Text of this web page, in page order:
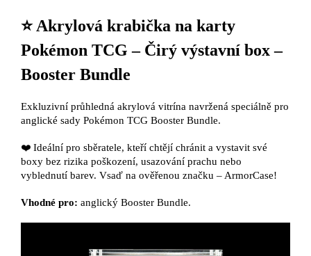
⭐ Akrylová krabička na karty
Pokémon TCG – Čirý výstavní box –
Booster Bundle
Exkluzivní průhledná akrylová vitrína navržená speciálně pro
anglické sady Pokémon TCG Booster Bundle.
❤️‍ Ideální pro sběratele, kteří chtějí chránit a vystavit své
boxy bez rizika poškození, usazování prachu nebo
vyblednutí barev. Vsaď na ověřenou značku – ArmorCase!
Vhodné pro: anglický Booster Bundle.